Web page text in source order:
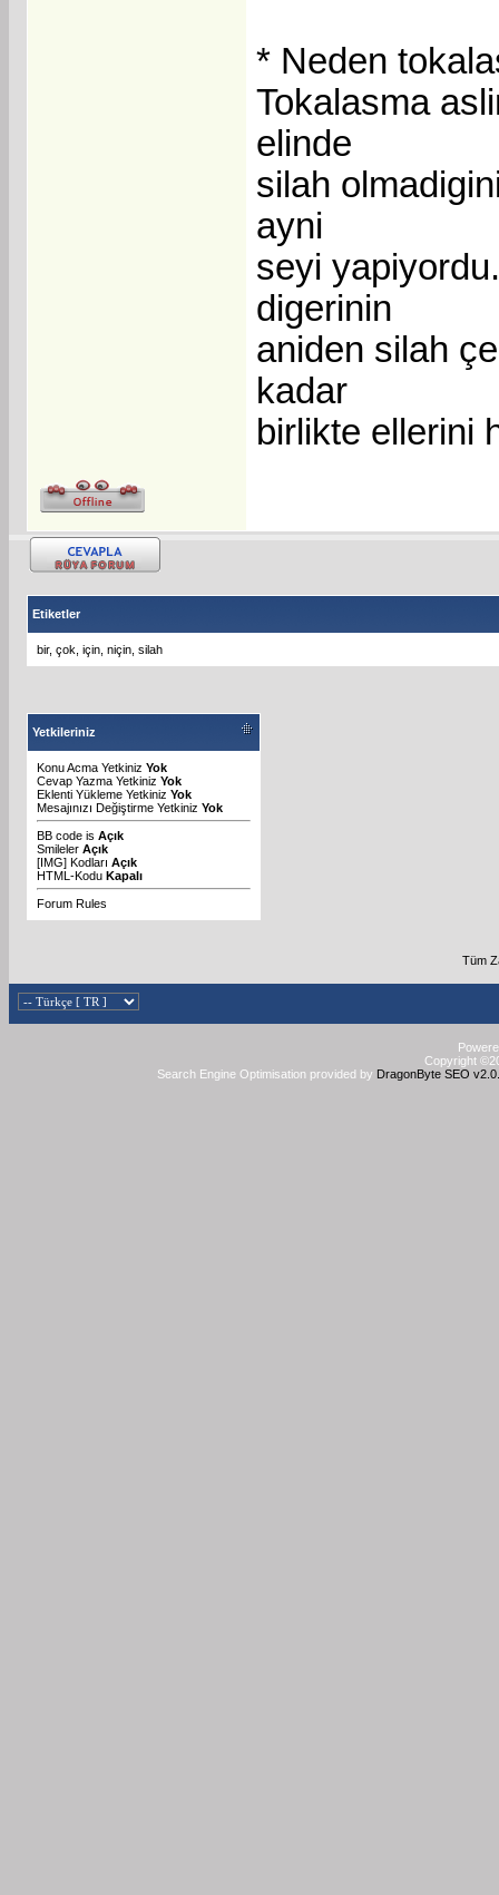
* Neden
Tokalasma
elinde
silah
ayni
seyi
digerinin
aniden silah
kadar
birlikte ellerini
Etiketler
bir, çok için niçin silah
Yetkileriniz
Konu Acma Yetkiniz Yok
Cevap Yazma Yetkiniz Yok
Eklenti Yükleme Yetkiniz Yok
Mesajınızı Değiştirme Yetkiniz Yok
BB code is Açık
Smileler Açık
[IMG] Kodları Açık
HTML-Kodu Kapalı
Forum Rules
Tüm
Copyright
Search Engine Optimisation provided by DragonByte SEO